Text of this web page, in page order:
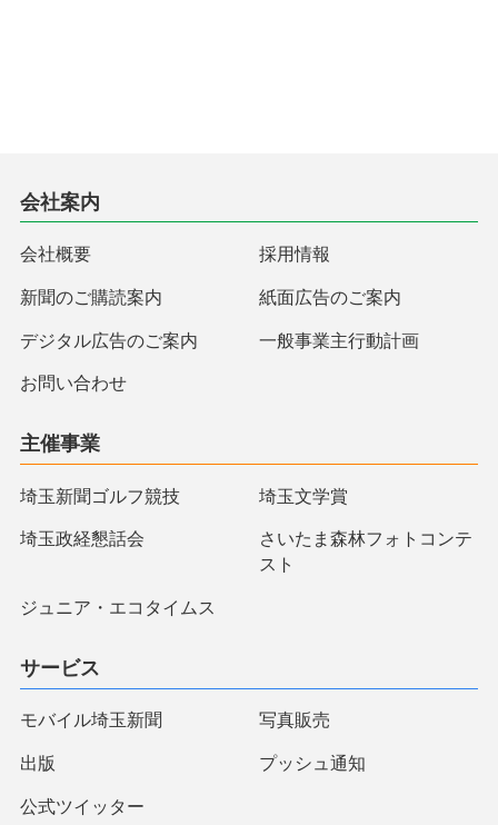
会社案内
会社概要 採用情報
新聞のご購読案内 紙面広告のご案内
デジタル広告のご案内 一般事業主行動計画
お問い合わせ
主催事業
埼玉新聞ゴルフ競技 埼玉文学賞
埼玉政経懇話会
さいたま森林フォトコンテ
スト
ジュニア・エコタイムス
サービス
モバイル埼玉新聞 写真販売
出版 プッシュ通知
公式ツイッター